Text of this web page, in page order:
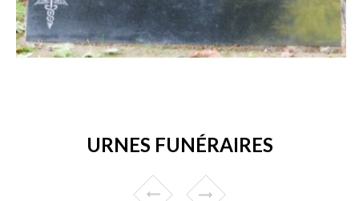
URNES FUNÉRAIRES